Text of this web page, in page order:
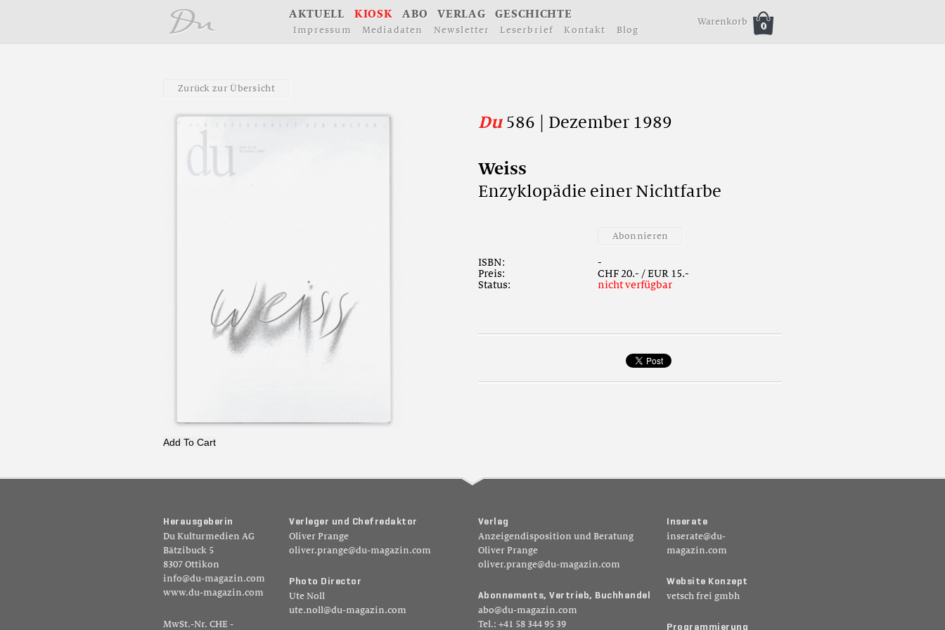
AKTUELL KIOSK ABO VERLAG GESCHICHTE
I m p ressu m Med iad aten Newsletter Leserb rief Ko ntakt Blo g
Warenkorb 0
Zurück zur Übersicht
Du586 | Dezember 1989
Weiss
Enzyklopädie einer Nichtfarbe
Abon nieren
ISBN:
-
Preis:
CHF 20.- / EUR 15.-
Status:
nicht verfügbar
Add To Cart
H er au sg eb er in
Du Kulturmedien AG
Bätzibuck 5
8307 Ottikon
info@du-magazin.com
www.du-magazin.com
MwSt.-Nr. CHE -
Ver leger un d Ch ef reda kt or
Oliver Prange
oliver.prange@du-magazin.com
Pho to D ir ecto r
Ute Noll
ute.noll@du-magazin.com
Verl ag
Anzeigendisposition und Beratung
Oliver Prange
oliver.prange@du-magazin.com
Ab on nement s, Ver tr ieb, Buchh an del
abo@du-magazin.com
Tel.: +41 58 344 95 39
I nser at e
inserate@du-
magazin.com
Web si te Kon zept
vetsch frei gmbh
Pro gr am mi er un g